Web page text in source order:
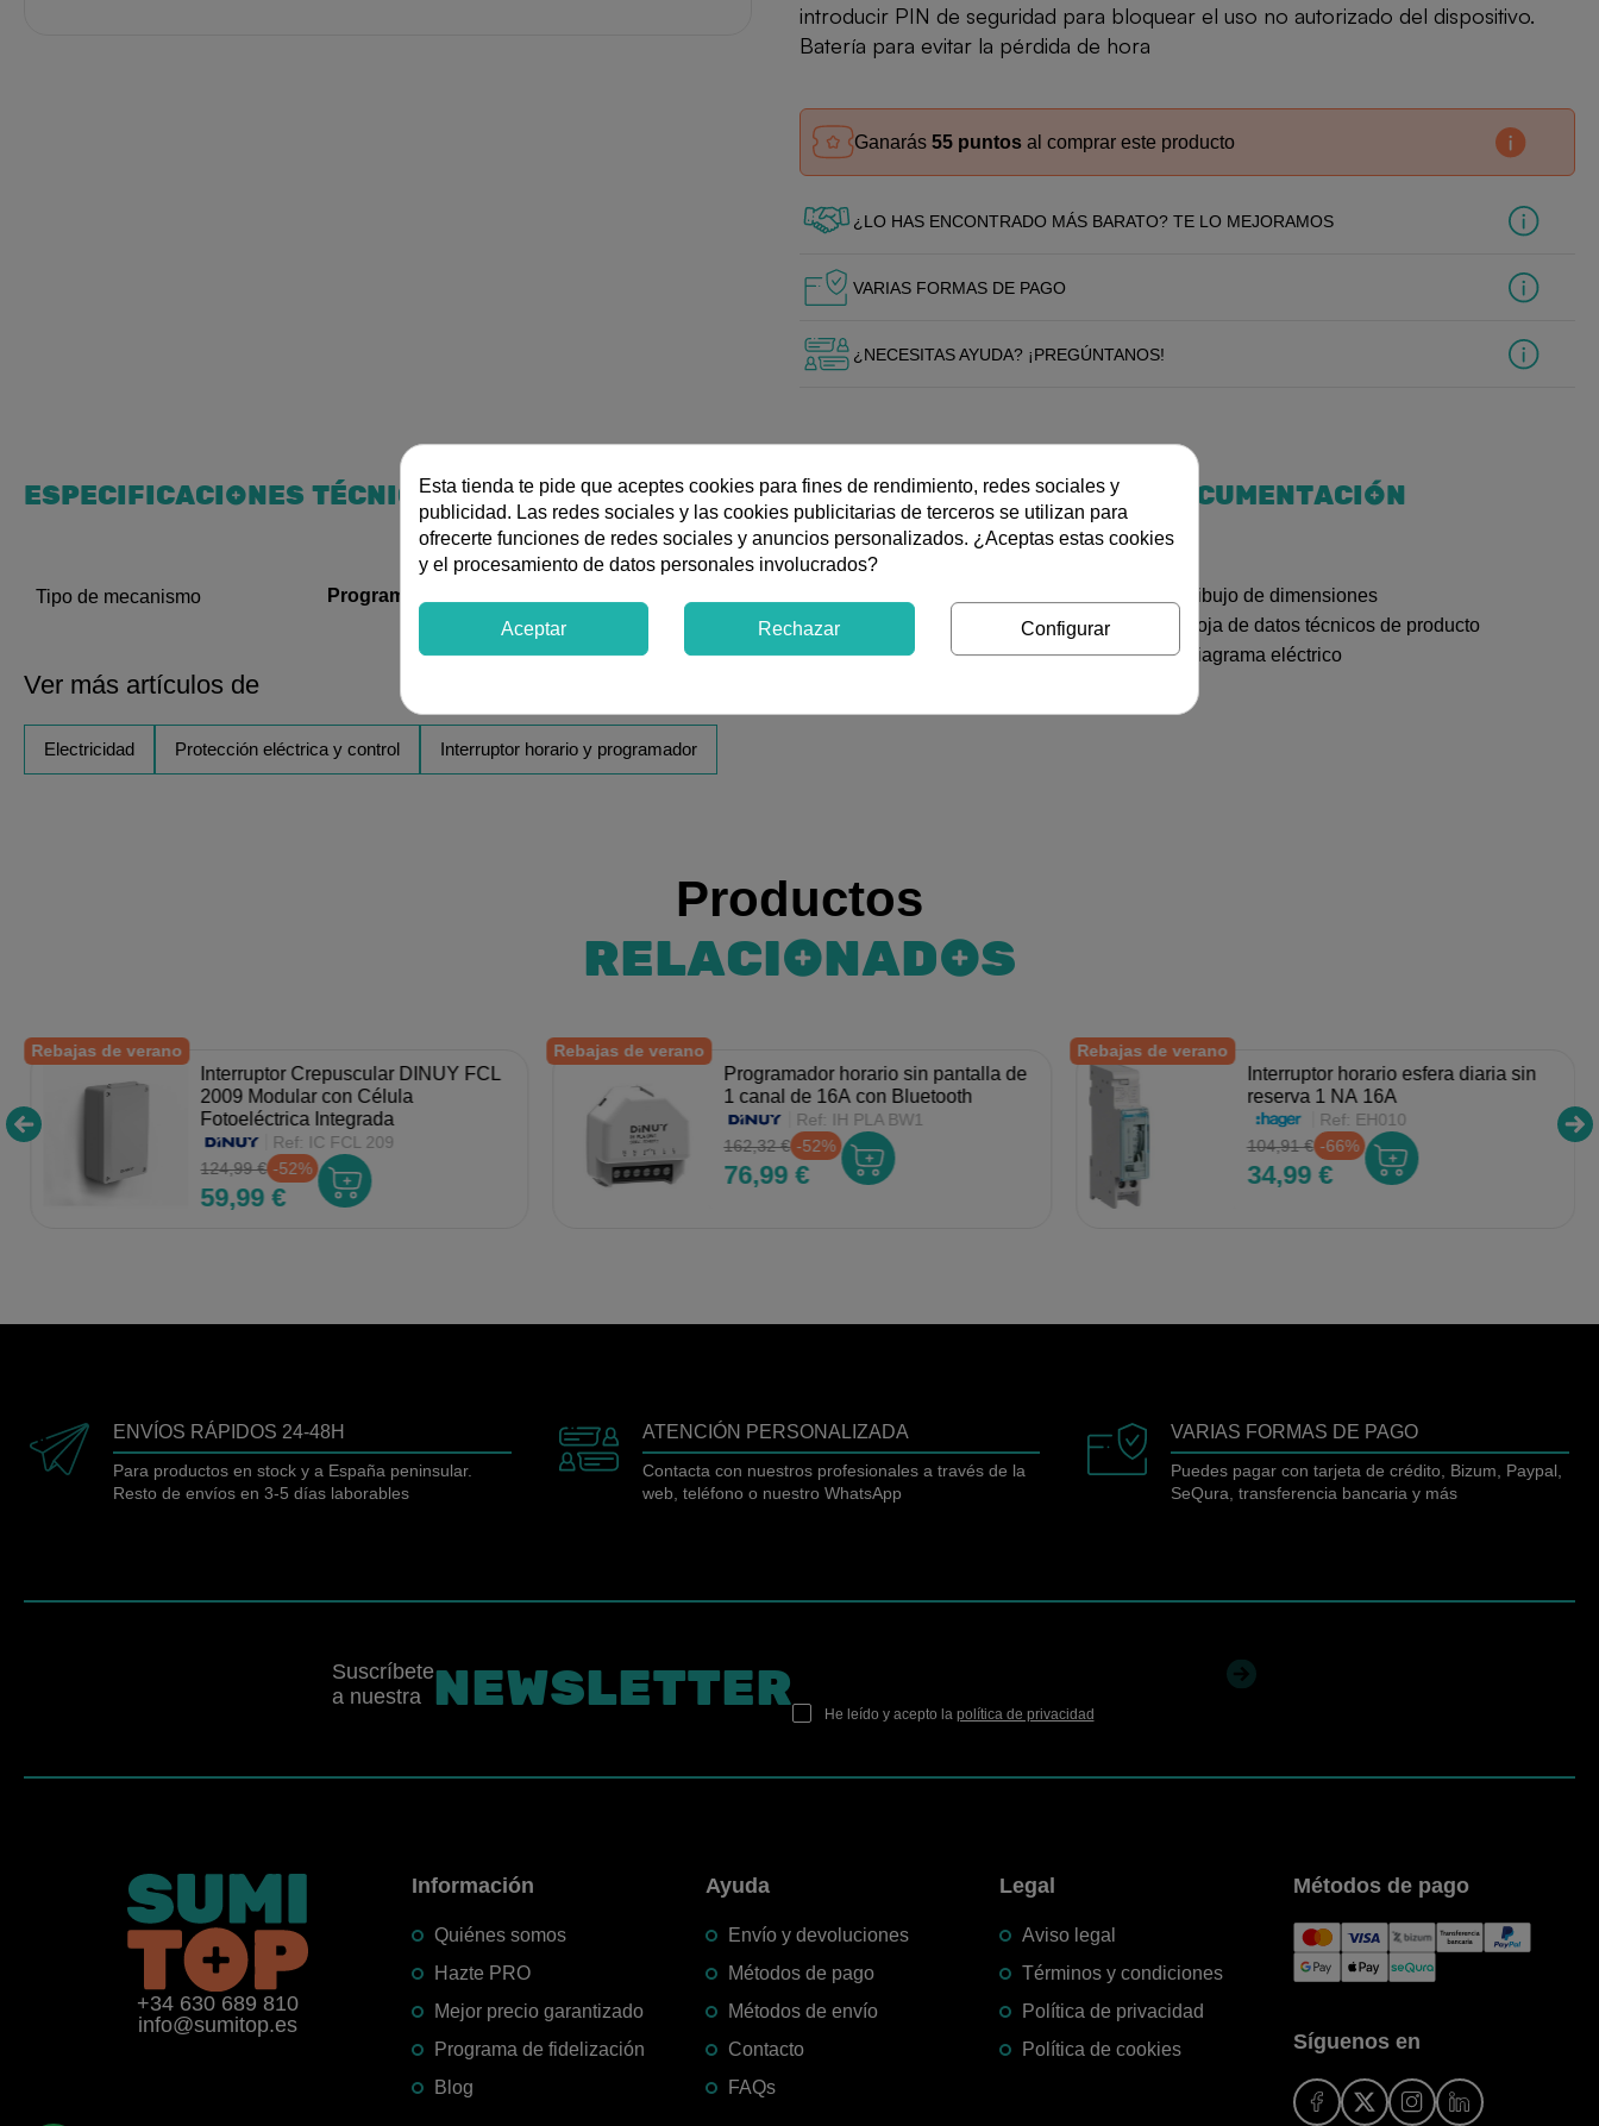
introducir PIN de seguridad para bloquear el uso no autorizado del dispositivo.
Batería para evitar la pérdida de hora
Ganarás 55 puntos al comprar este producto
¿LO HAS ENCONTRADO MÁS BARATO? TE LO MEJORAMOS
VARIAS FORMAS DE PAGO
¿NECESITAS AYUDA? ¡PREGÚNTANOS!
ESPECIFICACIONES TÉCNICAS
Tipo de mecanismo Programador horario
DOCUMENTACIÓN
Dibujo de dimensiones
Hoja de datos técnicos de producto
Diagrama eléctrico
Ver más artículos de
Electricidad Protección eléctrica y control Interruptor horario y programador
Productos
RELACIONADOS
Rebajas de verano
Interruptor Crepuscular DINUY FCL
2009 Modular con Célula
Fotoeléctrica Integrada
Ref: IC FCL 209
124,99 € -52%
59,99 €
Rebajas de verano
Programador horario sin pantalla de
1 canal de 16A con Bluetooth
Ref: IH PLA BW1
162,32 € -52%
76,99 €
Rebajas de verano
Interruptor horario esfera diaria sin
reserva 1 NA 16A
Ref: EH010
104,91 € -66%
34,99 €
ENVÍOS RÁPIDOS 24-48H
Para productos en stock y a España peninsular.
Resto de envíos en 3-5 días laborables
ATENCIÓN PERSONALIZADA
Contacta con nuestros profesionales a través de la
web, teléfono o nuestro WhatsApp
VARIAS FORMAS DE PAGO
Puedes pagar con tarjeta de crédito, Bizum, Paypal,
SeQura, transferencia bancaria y más
Suscríbete
a nuestra NEWSLETTER He leído y acepto la política de privacidad
+34 630 689 810
info@sumitop.es
Información
Quiénes somos
Hazte PRO
Mejor precio garantizado
Programa de fidelización
Blog
Ayuda
Envío y devoluciones
Métodos de pago
Métodos de envío
Contacto
FAQs
Legal
Aviso legal
Términos y condiciones
Política de privacidad
Política de cookies
Métodos de pago
Síguenos en
Esta tienda te pide que aceptes cookies para fines de rendimiento, redes sociales y
publicidad. Las redes sociales y las cookies publicitarias de terceros se utilizan para
ofrecerte funciones de redes sociales y anuncios personalizados. ¿Aceptas estas cookies
y el procesamiento de datos personales involucrados?
Aceptar Rechazar Configurar